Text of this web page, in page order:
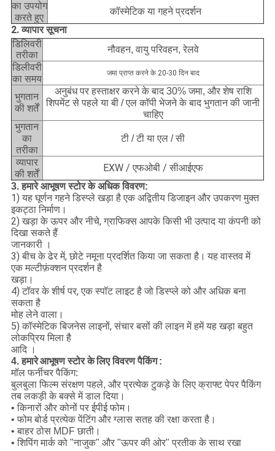
का उपयोग
करते हुए
कॉस्मेटिक या गहने प्रदर्शन
2. व्यापार सूचना
डिलिवरी
तरीका
नौवहन, वायु परिवहन, रेलवे
डिलीवरी
का समय
जमा प्राप्त करने के 20-30 दिन बाद
भुगतान
की शर्तें
अनुबंध पर हस्ताक्षर करने के बाद 30% जमा, और शेष राशि
शिपमेंट से पहले या बी / एल कॉपी भेजने के बाद भुगतान की जानी
चाहिए
भुगतान
का
तरीका
टी / टी या एल / सी
व्यापार
की शर्तें
EXW / एफओबी / सीआईएफ
3. हमारे आभूषण स्टोर के अधिक विवरण:
1) यह घूर्णन गहने डिस्प्ले खड़ा है एक अद्वितीय डिजाइन और उपकरण मुक्त
इकट्ठा निर्माण।
2) खड़ा के ऊपर और नीचे, ग्राफिक्स आपके किसी भी उत्पाद या कंपनी को
दिखा सकते हैं
जानकारी ।
3) बीच के ढेर में, छोटे नमूना प्रदर्शित किया जा सकता है। यह वास्तव में
एक मल्टीफ़ंक्शन प्रदर्शन है
खड़ा।
4) टॉवर के शीर्ष पर, एक स्पॉट लाइट है जो डिस्प्ले को और अधिक बना
सकता है
मोह लेने वाला।
5) कॉस्मेटिक बिजनेस लाइनों, संचार बसों की लाइन में हमें यह खड़ा बहुत
लोकप्रिय मिला है
आदि ।
4. हमारेआभूषण स्टोर केलिए विवरण पैकिंग :
मॉल फर्नीचर पैकिंग:
बुलबुला फिल्म संरक्षण पहले, और प्रत्येक टुकड़े के लिए क्राफ्ट पेपर पैकिंग
तब लकड़ी के बक्से में डाल दिया।
• किनारों और कोनों पर ईपीई फोम।
• फोम बोर्ड प्रत्येक पेंटिंग और ग्लास सतह की रक्षा करता है।
• बाहर ठोस MDF छाती।
• शिपिंग मार्क को "नाजुक" और "ऊपर की ओर" प्रतीक के साथ रखा